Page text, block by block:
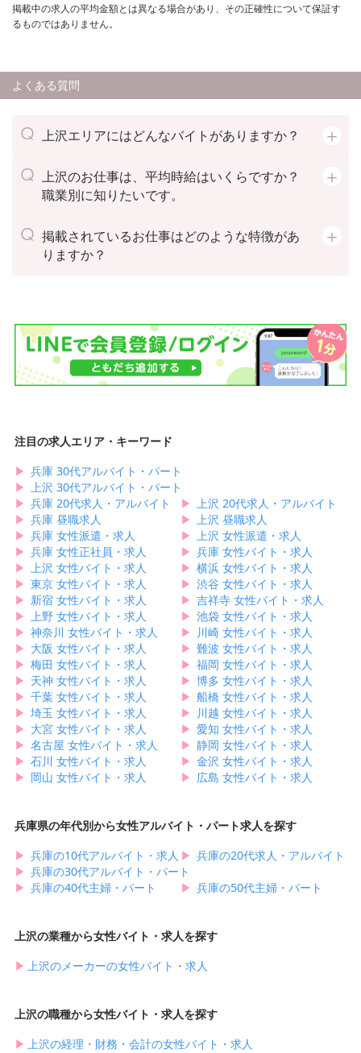
掲載中の求人の平均金額とは異なる場合があり、その正確性について保証す
るものではありません。
よくある質問
上沢エリアにはどんなバイトがありますか？
上沢のお仕事は、平均時給はいくらですか？
職業別に知りたいです。
掲載されているお仕事はどのような特徴があ
りますか？
注目の求人エリア・キーワード
▶︎ 兵庫 30代アルバイト・パート
▶︎ 上沢 30代アルバイト・パート
▶︎ 兵庫 20代求人・アルバイト ▶︎ 上沢 20代求人・アルバイト
▶︎ 兵庫 昼職求人 ▶︎ 上沢 昼職求人
▶︎ 兵庫 女性派遣・求人 ▶︎ 上沢 女性派遣・求人
▶︎ 兵庫 女性正社員・求人 ▶︎ 兵庫 女性バイト・求人
▶︎ 上沢 女性バイト・求人 ▶︎ 横浜 女性バイト・求人
▶︎ 東京 女性バイト・求人 ▶︎ 渋谷 女性バイト・求人
▶︎ 新宿 女性バイト・求人 ▶︎ 吉祥寺 女性バイト・求人
▶︎ 上野 女性バイト・求人 ▶︎ 池袋 女性バイト・求人
▶︎ 神奈川 女性バイト・求人 ▶︎ 川崎 女性バイト・求人
▶︎ 大阪 女性バイト・求人 ▶︎ 難波 女性バイト・求人
▶︎ 梅田 女性バイト・求人 ▶︎ 福岡 女性バイト・求人
▶︎ 天神 女性バイト・求人 ▶︎ 博多 女性バイト・求人
▶︎ 千葉 女性バイト・求人 ▶︎ 船橋 女性バイト・求人
▶︎ 埼玉 女性バイト・求人 ▶︎ 川越 女性バイト・求人
▶︎ 大宮 女性バイト・求人 ▶︎ 愛知 女性バイト・求人
▶︎ 名古屋 女性バイト・求人 ▶︎ 静岡 女性バイト・求人
▶︎ 石川 女性バイト・求人 ▶︎ 金沢 女性バイト・求人
▶︎ 岡山 女性バイト・求人 ▶︎ 広島 女性バイト・求人
兵庫県の年代別から女性アルバイト・パート求人を探す
▶︎ 兵庫の10代アルバイト・求人 ▶︎ 兵庫の20代求人・アルバイト
▶︎ 兵庫の30代アルバイト・パート
▶︎ 兵庫の40代主婦・パート ▶︎ 兵庫の50代主婦・パート
上沢の業種から女性バイト・求人を探す
▶︎ 上沢のメーカーの女性バイト・求人
上沢の職種から女性バイト・求人を探す
▶︎ 上沢の経理・財務・会計の女性バイト・求人